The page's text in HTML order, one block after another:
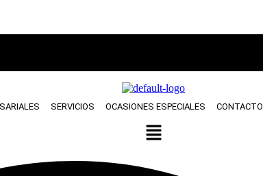
SERVICIOS OCASIONES ESPECIALES CONTACTO